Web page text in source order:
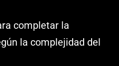
completar la
la complejidad del